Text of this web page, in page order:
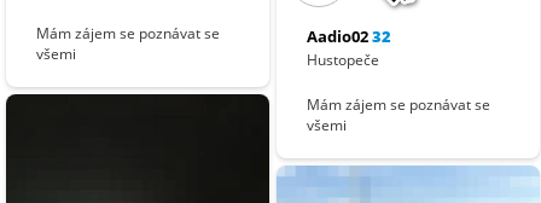
Mám zájem se poznávat se
všemi
Aadio0232
Hustopeče
Mám zájem se poznávat se
všemi